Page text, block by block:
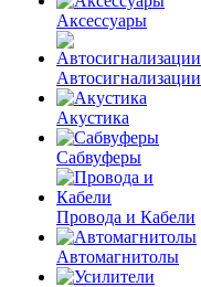
Аксессуары
Автосигнализации
Акустика
Сабвуферы
Провода и Кабели
Автомагнитолы